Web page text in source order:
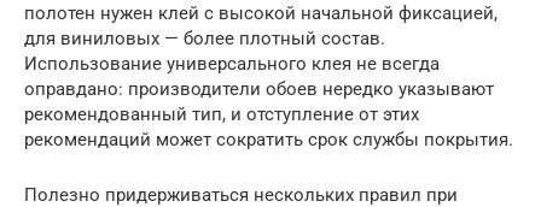
полотен нужен клей с высокой начальной фиксацией,
для виниловых — более плотный состав.
Использование универсального клея не всегда
оправдано: производители обоев нередко указывают
рекомендованный тип, и отступление от этих
рекомендаций может сократить срок службы покрытия.
Полезно придерживаться нескольких правил при